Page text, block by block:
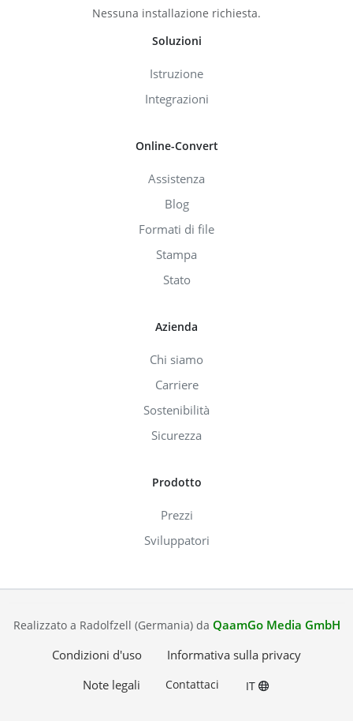
Nessuna installazione richiesta.
Soluzioni
Istruzione
Integrazioni
Online-Convert
Assistenza
Blog
Formati di file
Stampa
Stato
Azienda
Chi siamo
Carriere
Sostenibilità
Sicurezza
Prodotto
Prezzi
Sviluppatori
Realizzato a Radolfzell (Germania) da QaamGo Media GmbH
Condizioni d'uso
Informativa sulla privacy
Note legali
Contattaci IT